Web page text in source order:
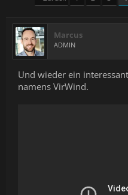
Marcus
ADMIN
Und wieder ein
namens VirWind.